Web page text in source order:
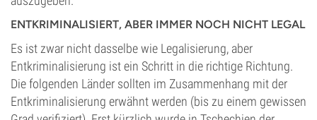
ENTKRIMINALISIERT, ABER IMMER NOCH NICHT LEGAL
Es ist zwar nicht dasselbe wie Legalisierung, aber
Entkriminalisierung ist ein Schritt in die richtige Richtung.
Die folgenden Länder sollten im Zusammenhang mit der
Entkriminalisierung erwähnt werden (bis zu einem gewissen